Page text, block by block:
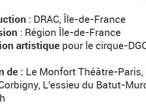
: DRAC, Île-de-France
: Région Île-de-France
artistique pour le cirque-
de : Le Monfort Théâtre-
L’essieu du Batut-